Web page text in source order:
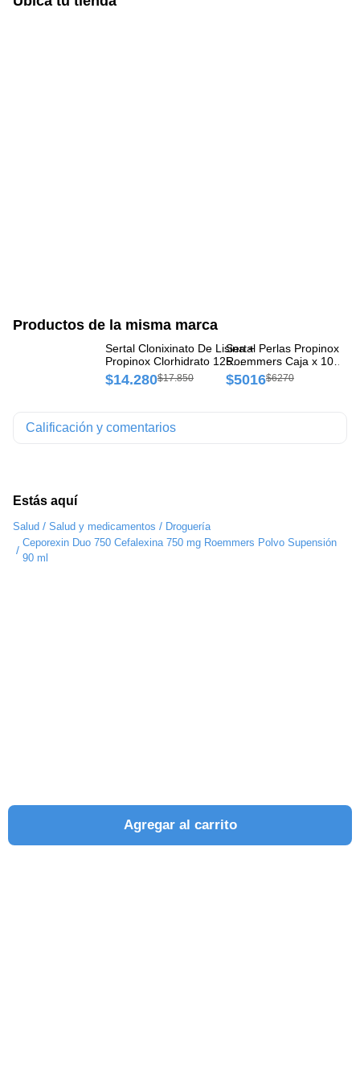
Estás aquí
Salud / Salud y medicamentos / Droguería
/
Ceporexin Duo 750 Cefalexina 750 mg Roemmers Polvo Supensión
90 ml
Productos de la misma marca
Sertal Clonixinato De Lisina +
Propinox Clorhidrato 125
mg/10 mg Roemmers Caja x
20 Comprimidos
$14.280$17.850
Sertal Perlas Propinox 10
Roemmers Caja x 10
Cápsulas
$5016$6270
Agregar al carrito
Calificación y comentarios